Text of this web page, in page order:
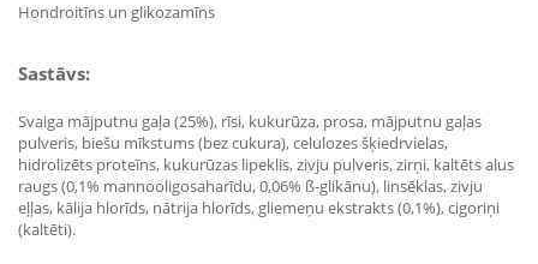
Hondroitīns un glikozamīns
Sastāvs:
Svaiga mājputnu gaļa (25%), rīsi, kukurūza, prosa, mājputnu gaļas
pulveris, biešu mīkstums (bez cukura), celulozes šķiedrvielas,
hidrolizēts proteīns, kukurūzas lipeklis, zivju pulveris, zirņi, kaltēts alus
raugs (0,1% mannooligosaharīdu, 0,06% ß-glikānu), linsēklas, zivju
eļļas, kālija hlorīds, nātrija hlorīds, gliemeņu ekstrakts (0,1%), cigoriņi
(kaltēti).